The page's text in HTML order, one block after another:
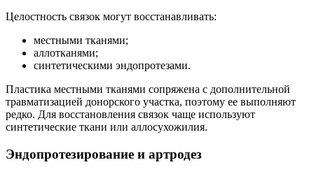
Целостность связок могут восстанавливать:
местными тканями;
аллотканями;
синтетическими эндопротезами.
Пластика местными тканями сопряжена с дополнительной
травматизацией донорского участка, поэтому ее выполняют
редко. Для восстановления связок чаще используют
синтетические ткани или аллосухожилия.
Эндопротезирование и артродез